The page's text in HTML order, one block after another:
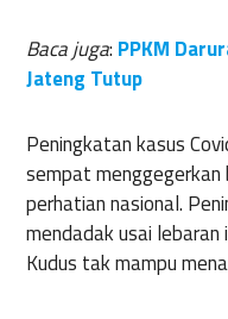
Baca juga: PPKM
Jateng Tutup
Peningkatan kasus
sempat menggegerkan
perhatian nasional.
mendadak usai
Kudus tak mampu